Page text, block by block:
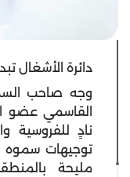
دائرة الأشغال
وجه صاحب
القاسمي عضو
نادٍ للفروسية
توجيهات
مليحة